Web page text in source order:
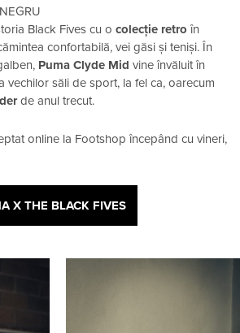
Black Fives cu o colecție retro în
confortabilă, vei găsi și teniși. În
Puma Clyde Mid vine învăluit în
vechilor săli de sport, la fel ca, oarecum
de anul trecut.
online la Footshop începând cu vineri,
X THE BLACK FIVES